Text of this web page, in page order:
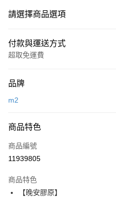
請選擇商品選項
付款與運送方式
超取免運費
信用卡一次付款
LINE Pay
Apple Pay
悠遊付
品牌
m2
商品特色
商品編號
11939805
商品特色
【晚安膠原】